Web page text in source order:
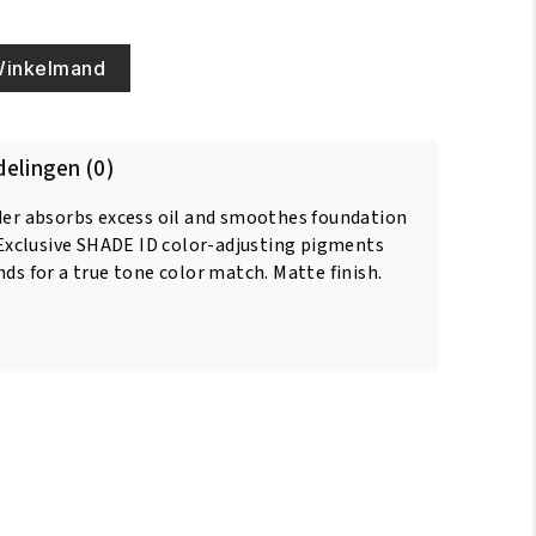
(0)
absorbs excess oil and smoothes foundation
SHADE ID color-adjusting pigments
for a true tone color match. Matte finish.